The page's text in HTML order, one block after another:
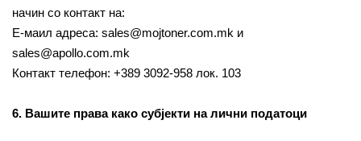
начин со контакт на:
Е-маил адреса: sales@mojtoner.com.mk и
sales@apollo.com.mk
Контакт телефон: +389 3092-958 лок. 103
6. Вашите права како субјекти на лични податоци